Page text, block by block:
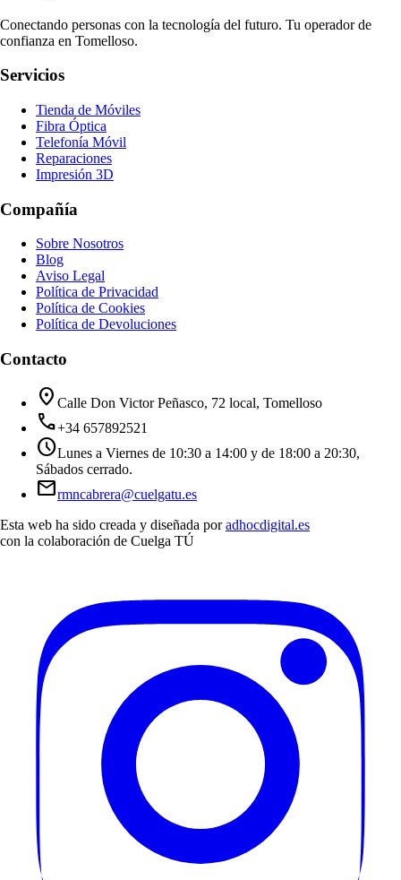
Conectando personas con la tecnología del futuro. Tu operador de
confianza en Tomelloso.
Servicios
Tienda de Móviles
Fibra Óptica
Telefonía Móvil
Reparaciones
Impresión 3D
Compañía
Sobre Nosotros
Blog
Aviso Legal
Política de Privacidad
Política de Cookies
Política de Devoluciones
Contacto
location_on Calle Don Victor Peñasco, 72 local, Tomelloso
call+34 657892521
scheduleLunes a Viernes de 10:30 a 14:00 y de 18:00 a 20:30,
Sábados cerrado.
mailrmncabrera@cuelgatu.es
Esta web ha sido creada y diseñada por adhocdigital.es
con la colaboración de Cuelga TÚ